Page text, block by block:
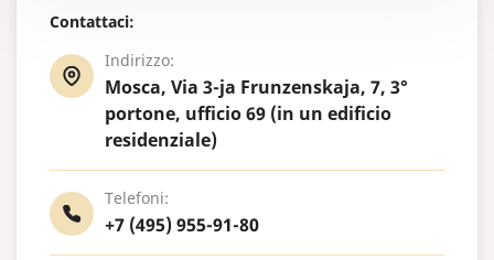
Contattaci:
Indirizzo:
Mosca, Via 3-ja Frunzenskaja, 7, 3°
portone, ufficio 69 (in un edificio
residenziale)
Telefoni:
+7 (495) 955-91-80